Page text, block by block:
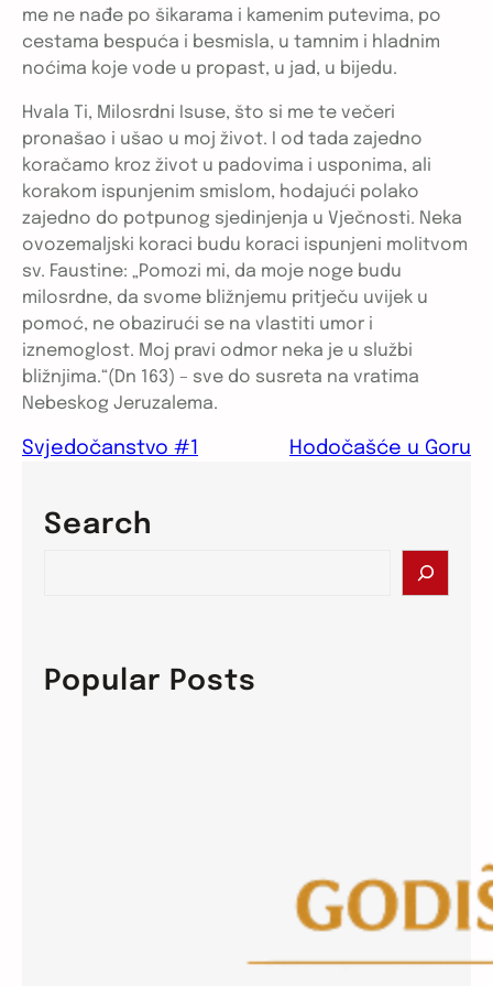
me ne nađe po šikarama i kamenim putevima, po
cestama bespuća i besmisla, u tamnim i hladnim
noćima koje vode u propast, u jad, u bijedu.
Hvala Ti, Milosrdni Isuse, što si me te večeri
pronašao i ušao u moj život. I od tada zajedno
koračamo kroz život u padovima i usponima, ali
korakom ispunjenim smislom, hodajući polako
zajedno do potpunog sjedinjenja u Vječnosti. Neka
ovozemaljski koraci budu koraci ispunjeni molitvom
sv. Faustine: „Pomozi mi, da moje noge budu
milosrdne, da svome bližnjemu pritječu uvijek u
pomoć, ne obazirući se na vlastiti umor i
iznemoglost. Moj pravi odmor neka je u službi
bližnjima.“(Dn 163) – sve do susreta na vratima
Nebeskog Jeruzalema.
Svjedočanstvo #1 Hodočašće u Goru
Search
c
hPopular Posts